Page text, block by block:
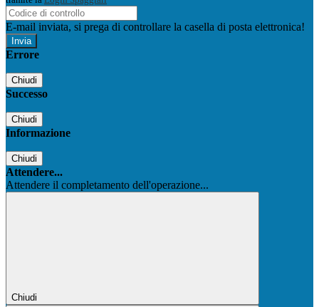
E-mail inviata, si prega di controllare la casella di posta elettronica!
Errore
Chiudi
Successo
Chiudi
Informazione
Chiudi
Attendere...
Attendere il completamento dell'operazione...
Chiudi